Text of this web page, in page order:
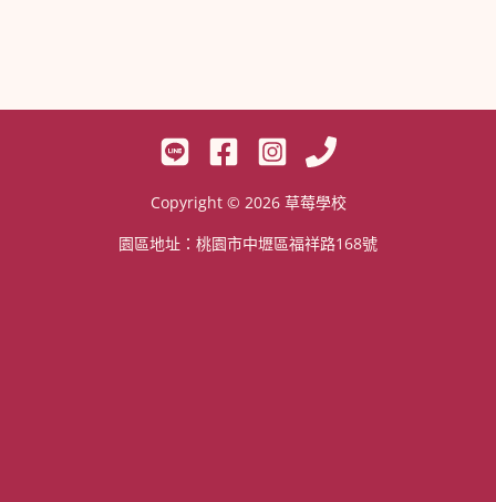
Copyright © 2026 草莓學校
園區地址：桃園市中壢區福祥路168號